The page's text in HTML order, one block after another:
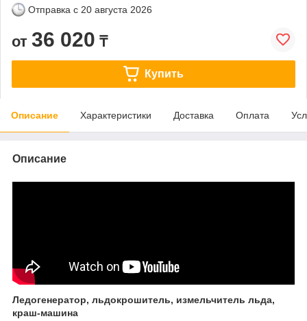
Отправка с 20 августа 2026
от 36 020 ₸
Купить
Описание Характеристики Доставка Оплата
Описание
Ледогенератор, льдокрошитель, измельчитель льда,
краш-машина